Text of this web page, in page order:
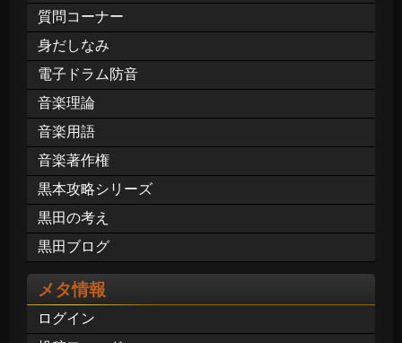
質問コーナー
身だしなみ
電子ドラム防音
音楽理論
音楽用語
音楽著作権
黒本攻略シリーズ
黒田の考え
黒田ブログ
メタ情報
ログイン